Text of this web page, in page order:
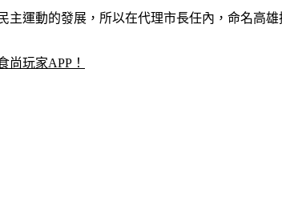
運動的發展，所以在代理市長任內，命名高雄
玩家APP！